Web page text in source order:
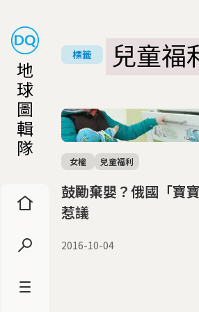
地
球
圖
輯
隊
標籤 兒童福
鼓勵棄嬰？俄國「寶
惹議
女權 兒童福利
2016-10-04